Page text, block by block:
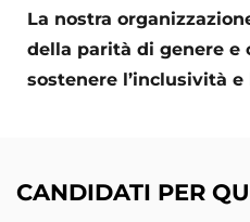
La nostra
della parità di genere e
sostenere l’inclusività
CANDIDATI PER